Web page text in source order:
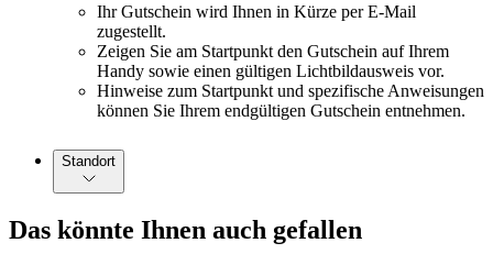
Ihr Gutschein wird Ihnen in Kürze per E-Mail
zugestellt.
Zeigen Sie am Startpunkt den Gutschein auf Ihrem
Handy sowie einen gültigen Lichtbildausweis vor.
Hinweise zum Startpunkt und spezifische Anweisungen
können Sie Ihrem endgültigen Gutschein entnehmen.
Standort
Das könnte Ihnen auch gefallen